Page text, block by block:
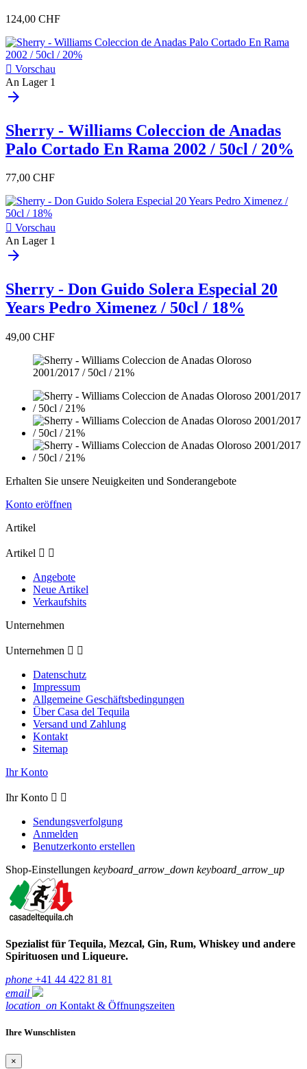
124,00 CHF
 Vorschau
An Lager 1
arrow_forward
Sherry - Williams Coleccion de Anadas
Palo Cortado En Rama 2002 / 50cl / 20%
77,00 CHF
 Vorschau
An Lager 1
arrow_forward
Sherry - Don Guido Solera Especial 20
Years Pedro Ximenez / 50cl / 18%
49,00 CHF
Erhalten Sie unsere Neuigkeiten und Sonderangebote
Konto eröffnen
Artikel
Artikel  
Angebote
Neue Artikel
Verkaufshits
Unternehmen
Unternehmen  
Datenschutz
Impressum
Allgemeine Geschäftsbedingungen
Über Casa del Tequila
Versand und Zahlung
Kontakt
Sitemap
Ihr Konto
Ihr Konto  
Sendungsverfolgung
Anmelden
Benutzerkonto erstellen
Shop-Einstellungen keyboard_arrow_down keyboard_arrow_up
Spezialist für Tequila, Mezcal, Gin, Rum, Whiskey und andere
Spirituosen und Liqueure.
phone +41 44 422 81 81
email
location_on Kontakt & Öffnungszeiten
Ihre Wunschlisten
×